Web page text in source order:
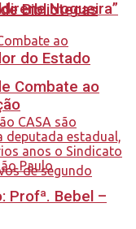
Bibliotecas
do Estado
Nogueira”
Combate ao
Profª. Bebel –